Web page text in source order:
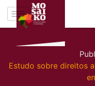
Estudo sobre direitos